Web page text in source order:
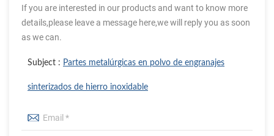
If you are interested in our products and want to know more
details,please leave a message here,we will reply you as soon
as we can.
Subject : Partes metalúrgicas en polvo de engranajes
sinterizados de hierro inoxidable